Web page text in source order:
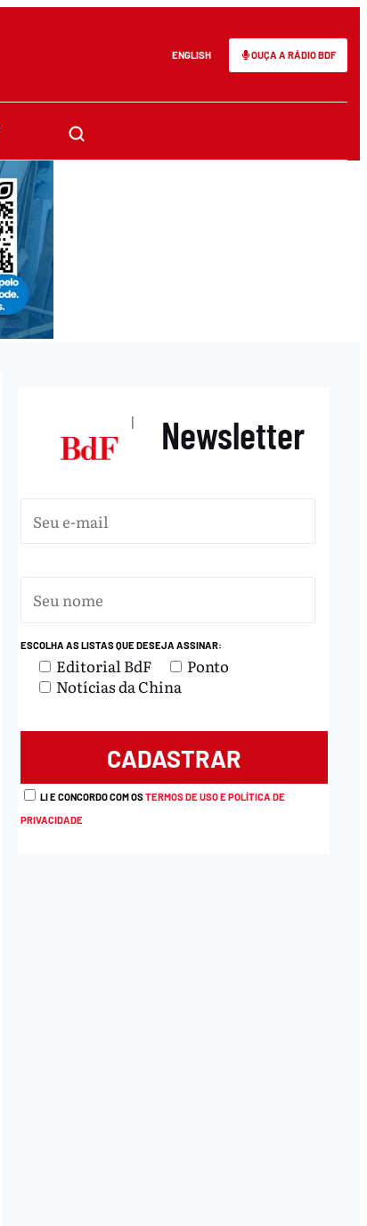
ENGLISH OUÇA A RÁDIO BDF
| Newsletter
ESCOLHA AS LISTAS QUE DESEJA ASSINAR:
Editorial BdF
Ponto
Notícias da China
LI E CONCORDO COM OSTERMOS DE USO E POLÍTICA DE
PRIVACIDADE